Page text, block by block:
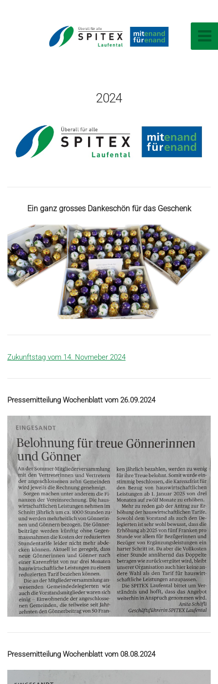
2024
Ein ganz grosses Dankeschön für das Geschenk
Zukunftstag vom 14. Novmeber 2024
Pressemitteilung Wochenblatt vom 26.09.2024
Pressemitteilung Wochenblatt vom 08.08.2024